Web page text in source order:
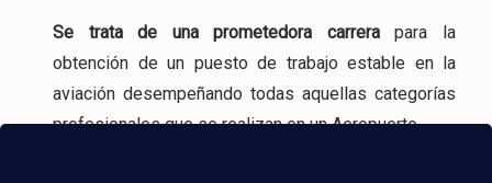
Se trata de unaprometedora carrerapara la
obtención de un puesto de trabajo estable en la
aviación desempeñando todas aquellas categorías
profesionales que se realizan en un Aeropuerto.